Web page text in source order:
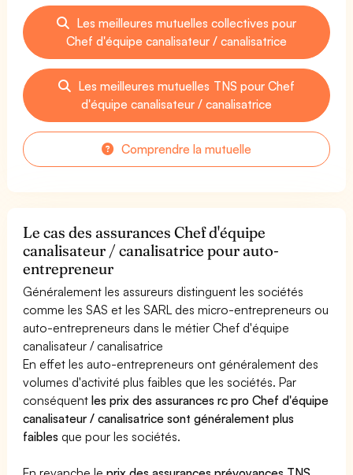
Les meilleures mutuelles collectives pour
Chef d'équipe canalisateur / canalisatrice
Les meilleures mutuelles TNS pour Chef
d'équipe canalisateur / canalisatrice
Comprendre la mutuelle
Le cas des assurances Chef d'équipe
canalisateur / canalisatrice pour auto-
entrepreneur
Généralement les assureurs distinguent les sociétés
comme les SAS et les SARL des micro-entrepreneurs ou
auto-entrepreneurs dans le métier Chef d'équipe
canalisateur / canalisatrice
En effet les auto-entrepreneurs ont généralement des
volumes d'activité plus faibles que les sociétés. Par
conséquentles prix des assurances rc pro Chef d'équipe
canalisateur / canalisatrice sont généralement plus
faibles que pour les sociétés.